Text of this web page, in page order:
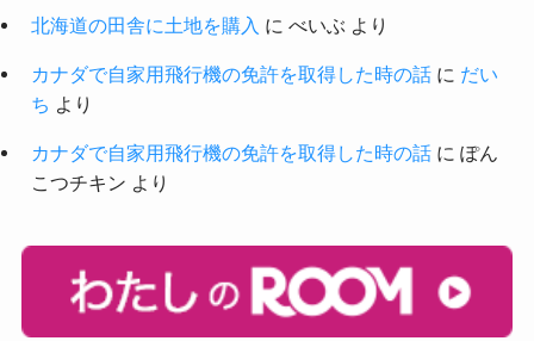
北海道の田舎に土地を購入 に べいぶ より
カナダで自家用飛行機の免許を取得した時の話に だい
ち より
カナダで自家用飛行機の免許を取得した時の話に ぽん
こつチキン より